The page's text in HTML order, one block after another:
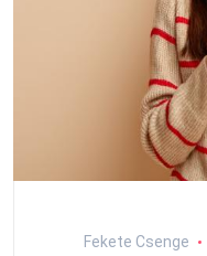
Fekete Csenge